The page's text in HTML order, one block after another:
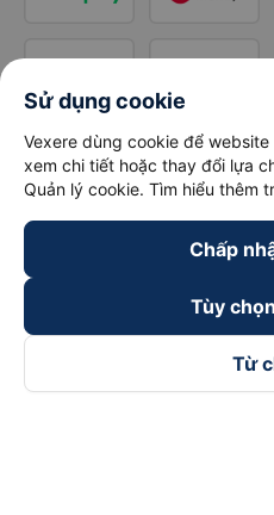
Sử dụng cookie
Vexere dùng cookie để
xem chi tiết hoặc thay đổi lựa
Quản lý cookie. Tìm hiểu thêm
Chấp
Tùy
Từ